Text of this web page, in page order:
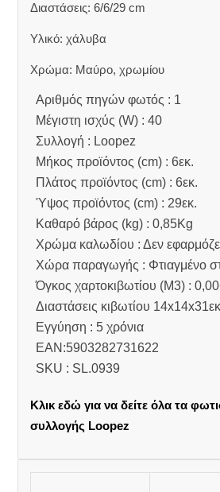
Διαστάσεις: 6/6/29 cm
Υλικό: χάλυβα
Χρώμα: Μαύρο, χρωμίου
Αριθμός πηγών φωτός : 1
Μέγιστη ισχύς (W) : 40
Συλλογή : Loopez
Μήκος προϊόντος (cm) : 6εκ.
Πλάτος προϊόντος (cm) : 6εκ.
Ύψος προϊόντος (cm) : 29εκ.
Καθαρό βάρος (kg) : 0,85Kg
Χρώμα καλωδίου : Δεν
Χώρα παραγωγής : Φτιαγμένο
Όγκος χαρτοκιβωτίου (M3) :
Διαστάσεις κιβωτίου
Εγγύηση : 5 χρόνια
EAN:5903282731622
SKU : SL.0939
Κλικ εδώ για να δείτε όλα τα
συλλογής Loopez